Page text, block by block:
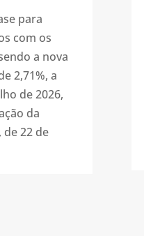
para
com os
a nova
2,71%, a
de 2026,
da
de 22 de